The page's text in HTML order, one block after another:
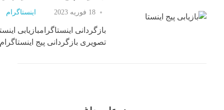
18 فوریه 2023 اینستاگرام
بازگردانی اینستاگرامبازیابی
تصویری بازگردانی پیج